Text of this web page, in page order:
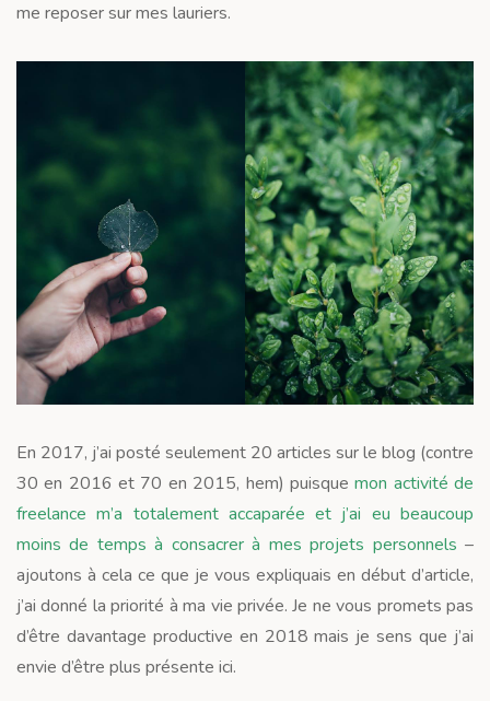
me reposer sur mes lauriers.
En 2017, j’ai posté seulement 20 articles sur le blog (contre
30 en 2016 et 70 en 2015, hem) puisquemon activité de
freelance m’a totalement accaparée et j’ai eu beaucoup
moins de temps à consacrer à mes projets personnels –
ajoutons à cela ce que je vous expliquais en début d’article,
j’ai donné la priorité à ma vie privée. Je ne vous promets pas
d’être davantage productive en 2018 mais je sens que j’ai
envie d’être plus présente ici.